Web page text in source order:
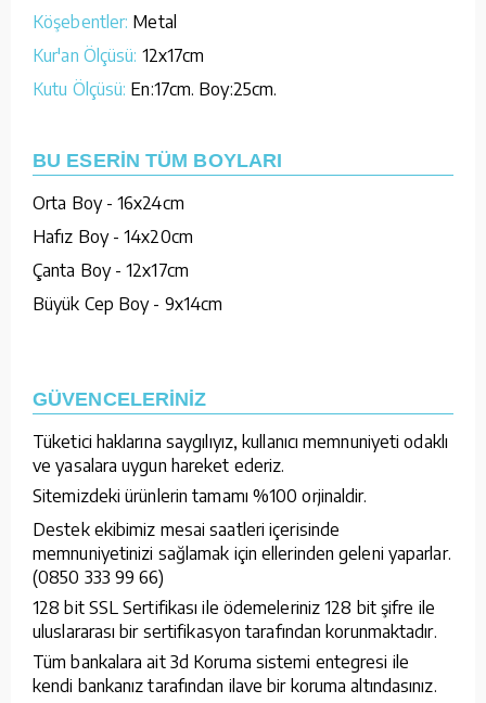
Köşebentler: Metal
Kur'an Ölçüsü: 12x17cm
Kutu Ölçüsü: En:17cm. Boy:25cm.
BU ESERİN TÜM BOYLARI
Orta Boy - 16x24cm
Hafız Boy - 14x20cm
Çanta Boy - 12x17cm
Büyük Cep Boy - 9x14cm
GÜVENCELERİNİZ
Tüketici haklarına saygılıyız, kullanıcı memnuniyeti odaklı
ve yasalara uygun hareket ederiz.
Sitemizdeki ürünlerin tamamı %100 orjinaldir.
Destek ekibimiz mesai saatleri içerisinde
memnuniyetinizi sağlamak için ellerinden geleni yaparlar.
(0850 333 99 66)
128 bit SSL Sertifikası ile ödemeleriniz 128 bit şifre ile
uluslararası bir sertifikasyon tarafından korunmaktadır.
Tüm bankalara ait 3d Koruma sistemi entegresi ile
kendi bankanız tarafından ilave bir koruma altındasınız.